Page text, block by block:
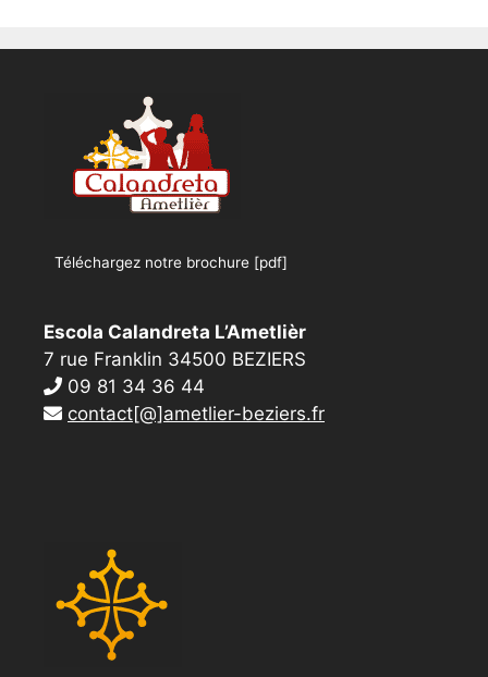
Téléchargez notre brochure [pdf]
Escola Calandreta L’Ametlièr
7 rue Franklin 34500 BEZIERS
09 81 34 36 44
contact[@]ametlier-beziers.fr